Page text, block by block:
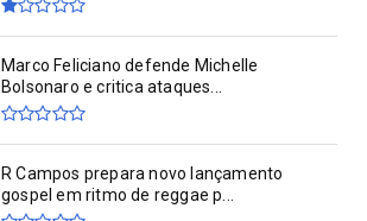
Marco Feliciano defende Michelle
Bolsonaro e critica ataques...
R Campos prepara novo lançamento
gospel em ritmo de reggae p...